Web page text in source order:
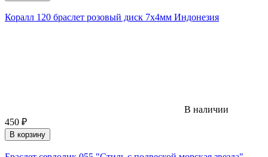
Коралл 120 браслет розовый диск 7х4мм Индонезия
В наличии
450 ₽
В корзину